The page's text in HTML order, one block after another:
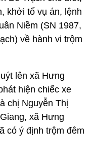
khởi tố vụ án, lệnh
Niềm (SN 1987,
về hành vi trộm
lên xã Hưng
hiện chiếc xe
chị Nguyễn Thị
xã Hưng
có ý định trộm đêm